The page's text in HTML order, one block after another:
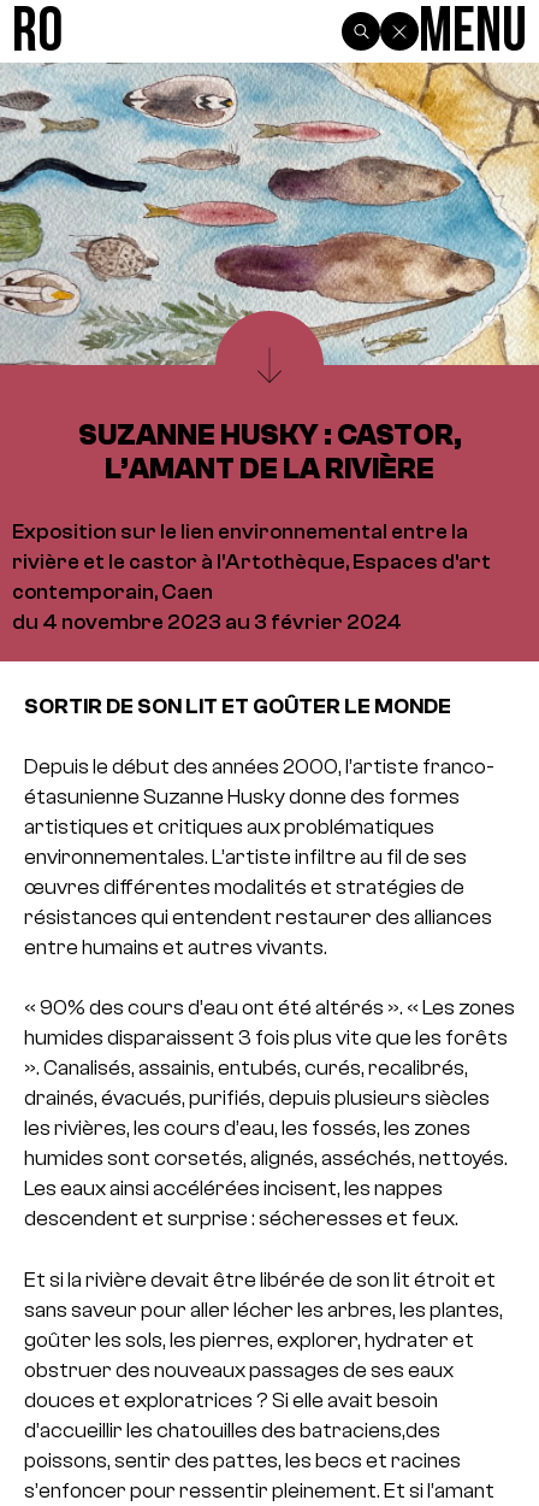
R0 Menu
SUZANNE HUSKY : CASTOR,
L’AMANT DE LA RIVIÈRE
Exposition sur le lien environnemental entre la
rivière et le castor à l'Artothèque, Espaces d'art
contemporain, Caen
du 4 novembre 2023 au 3 février 2024
SORTIR DE SON LIT ET GOÛTER LE MONDE
Depuis le début des années 2000, l’artiste franco-
étasunienne Suzanne Husky donne des formes
artistiques et critiques aux problématiques
environnementales. L’artiste infiltre au fil de ses
œuvres différentes modalités et stratégies de
résistances qui entendent restaurer des alliances
entre humains et autres vivants.
« 90% des cours d’eau ont été altérés ». « Les zones
humides disparaissent 3 fois plus vite que les forêts
». Canalisés, assainis, entubés, curés, recalibrés,
drainés, évacués, purifiés, depuis plusieurs siècles
les rivières, les cours d’eau, les fossés, les zones
humides sont corsetés, alignés, asséchés, nettoyés.
Les eaux ainsi accélérées incisent, les nappes
descendent et surprise : sécheresses et feux.
Et si la rivière devait être libérée de son lit étroit et
sans saveur pour aller lécher les arbres, les plantes,
goûter les sols, les pierres, explorer, hydrater et
obstruer des nouveaux passages de ses eaux
douces et exploratrices ? Si elle avait besoin
d’accueillir les chatouilles des batraciens,des
poissons, sentir des pattes, les becs et racines
s’enfoncer pour ressentir pleinement. Et si l’amant